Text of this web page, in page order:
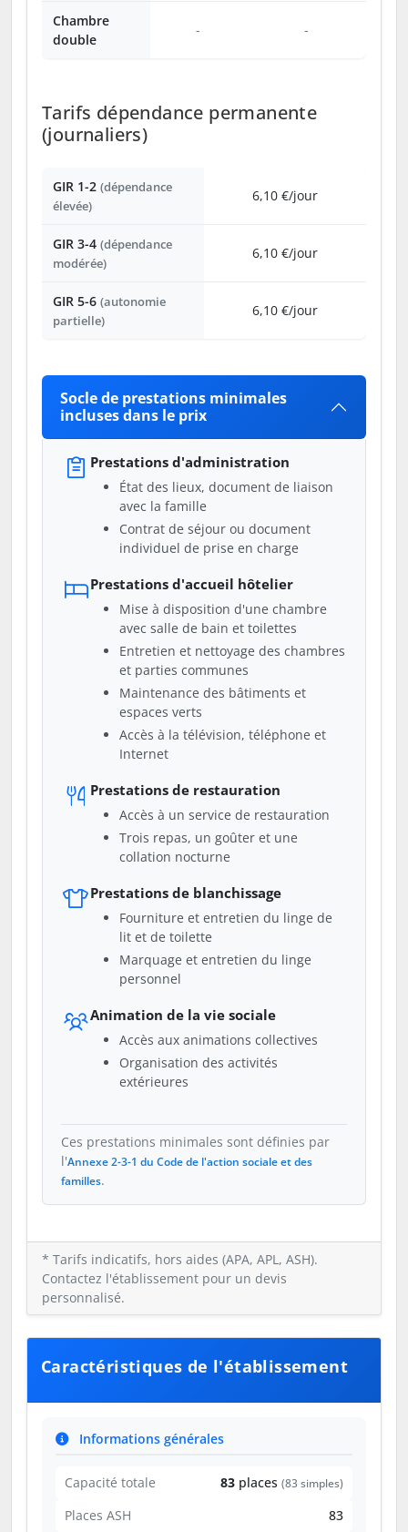
Chambre
double
- -
Tarifs dépendance permanente
(journaliers)
GIR 1-2 (dépendance
élevée)
6,10 €/jour
GIR 3-4 (dépendance
modérée)
6,10 €/jour
GIR 5-6 (autonomie
partielle)
6,10 €/jour
Socle de prestations minimales
incluses dans le prix
Prestations d'administration
État des lieux, document de liaison
avec la famille
Contrat de séjour ou document
individuel de prise en charge
Prestations d'accueil hôtelier
Mise à disposition d'une chambre
avec salle de bain et toilettes
Entretien et nettoyage des chambres
et parties communes
Maintenance des bâtiments et
espaces verts
Accès à la télévision, téléphone et
Internet
Prestations de restauration
Accès à un service de restauration
Trois repas, un goûter et une
collation nocturne
Prestations de blanchissage
Fourniture et entretien du linge de
lit et de toilette
Marquage et entretien du linge
personnel
Animation de la vie sociale
Accès aux animations collectives
Organisation des activités
extérieures
Ces prestations minimales sont définies par
l'Annexe 2-3-1 du Code de l'action sociale et des
familles.
* Tarifs indicatifs, hors aides (APA, APL, ASH).
Contactez l'établissement pour un devis
personnalisé.
Caractéristiques de l'établissement
Informations générales
Capacité totale 83 places (83 simples)
Places ASH
83